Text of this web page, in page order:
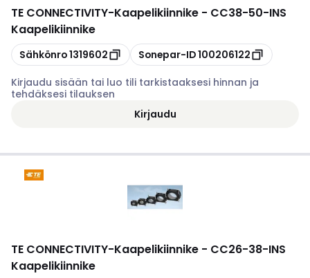
TE CONNECTIVITY-Kaapelikiinnike - CC38-50-INS
Kaapelikiinnike
Kopioi
Sähkönro1319602 Kopioi
Sonepar-ID100206122
Kirjaudu sisään tai luo tili tarkistaaksesi hinnan ja
tehdäksesi tilauksen
Kirjaudu
TE CONNECTIVITY-Kaapelikiinnike - CC26-38-INS
Kaapelikiinnike